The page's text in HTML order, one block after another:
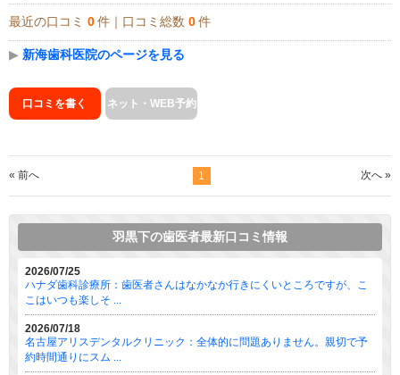
最近の口コミ 0 件｜口コミ総数 0 件
▶ 新海歯科医院のページを見る
口コミを書く ネット・WEB予約
« 前へ 1 次へ »
羽黒下の歯医者最新口コミ情報
2026/07/25
ハナダ歯科診療所：歯医者さんはなかなか行きにくいところですが、こ
こはいつも楽しそ ...
2026/07/18
名古屋アリスデンタルクリニック：全体的に問題ありません。親切で予
約時間通りにスム ...